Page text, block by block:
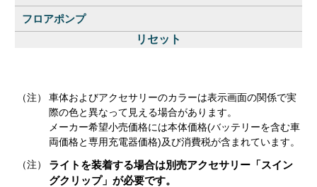
フロアポンプ
マイクロフロアポンプ（GM-71）
リセット
（注）
車体およびアクセサリーのカラーは表示画面の関係で実
際の色と異なって見える場合があります。
メーカー希望小売価格には本体価格(バッテリーを含む車
両価格と専用充電器価格)及び消費税が含まれています。
（注）
ライトを装着する場合は別売アクセサリー「スイン
グクリップ」が必要です。